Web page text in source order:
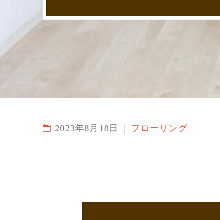
2023年8月18日 フローリング